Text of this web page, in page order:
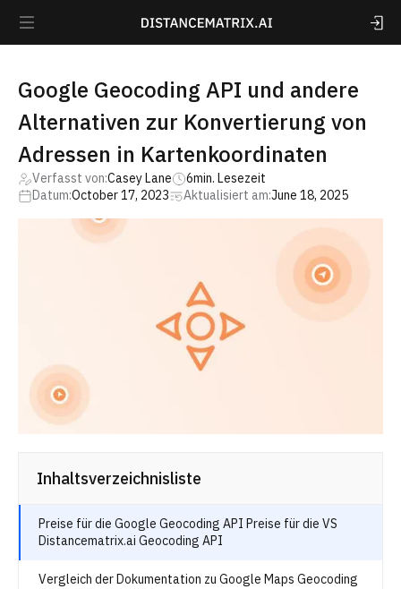
Google Geocoding API und andere
Alternativen zur Konvertierung von
Adressen in Kartenkoordinaten
Verfasst von:Casey Lane 6min. Lesezeit
Datum:October 17, 2023 Aktualisiert am:June 18, 2025
Inhaltsverzeichnisliste
Preise für die Google Geocoding API Preise für die VS
Distancematrix.ai Geocoding API
Vergleich der Dokumentation zu Google Maps Geocoding